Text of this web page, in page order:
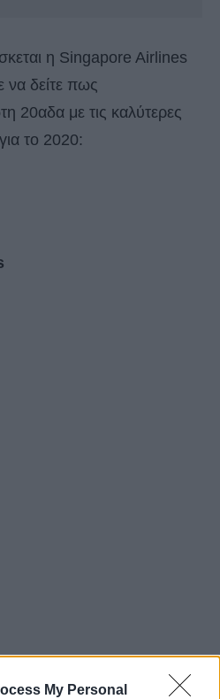
My Personal
η Singapore Airlines
να δείτε πως
20αδα με τις καλύτερες
το 2020: